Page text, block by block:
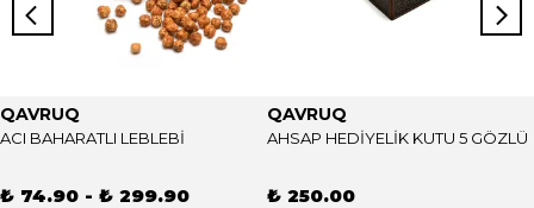
QAVRUQ
ACI BAHARATLI LEBLEBİ
₺ 74.90 - ₺ 299.90
QAVRUQ
AHSAP HEDİYELİK KUTU 5 GÖZLÜ
₺ 250.00